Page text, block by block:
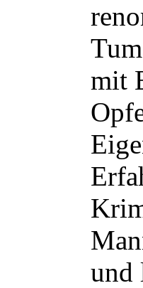
mit
und